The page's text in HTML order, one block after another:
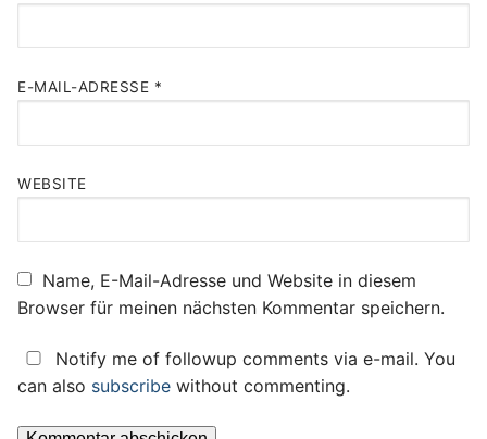
E-MAIL-ADRESSE *
WEBSITE
Name, E-Mail-Adresse und Website in diesem
Browser für meinen nächsten Kommentar speichern.
Notify me of followup comments via e-mail. You
can also subscribe without commenting.